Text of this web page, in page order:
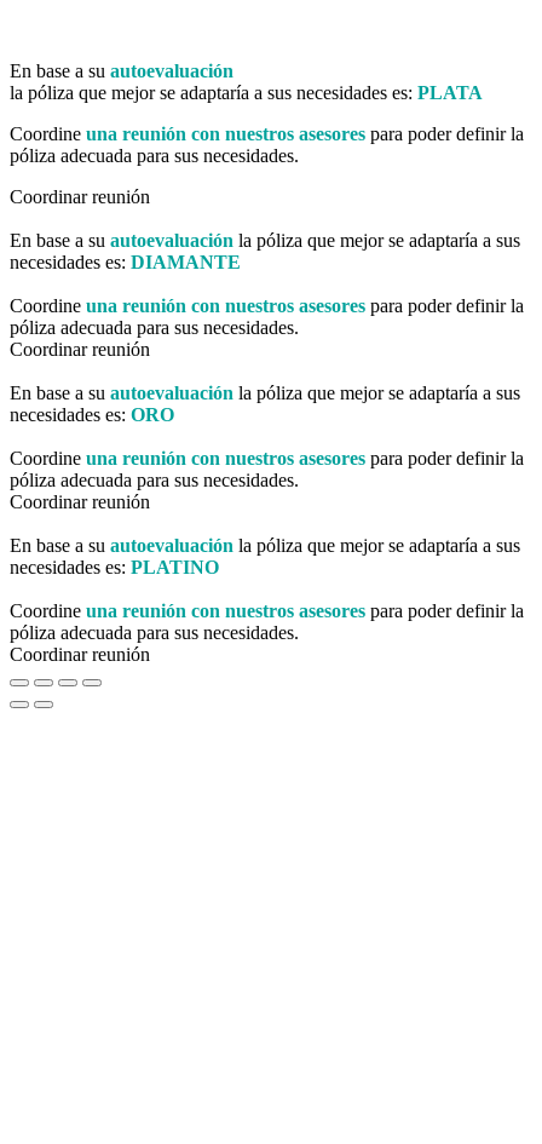
En base a su autoevaluación
la póliza que mejor se adaptaría a sus necesidades es: PLATA
Coordine una reunión con nuestros asesores para poder definir la
póliza adecuada para sus necesidades.
Coordinar reunión
En base a su autoevaluación la póliza que mejor se adaptaría a sus
necesidades es: DIAMANTE
Coordine una reunión con nuestros asesores para poder definir la
póliza adecuada para sus necesidades.
Coordinar reunión
En base a su autoevaluación la póliza que mejor se adaptaría a sus
necesidades es: ORO
Coordine una reunión con nuestros asesores para poder definir la
póliza adecuada para sus necesidades.
Coordinar reunión
En base a su autoevaluación la póliza que mejor se adaptaría a sus
necesidades es: PLATINO
Coordine una reunión con nuestros asesores para poder definir la
póliza adecuada para sus necesidades.
Coordinar reunión